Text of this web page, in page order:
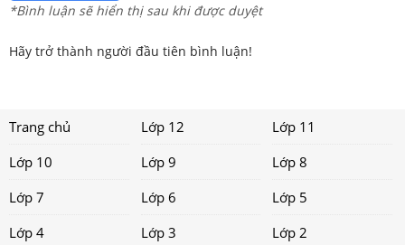
*Bình luận sẽ hiển thị sau khi được duyệt
Hãy trở thành người đầu tiên bình luận!
Trang chủ Lớp 12
Lớp 11
Lớp 10
Lớp 9
Lớp 8
Lớp 7
Lớp 6
Lớp 5
Lớp 4
Lớp 3
Lớp 2